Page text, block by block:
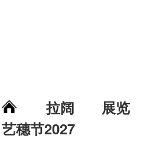
拉阔 展览
艺穗节2027